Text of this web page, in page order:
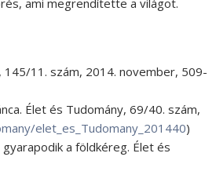
145/11. szám, 2014. november, 509-
Élet és Tudomány, 69/40. szám,
elet_es_Tudomany_201440)
a földkéreg. Élet és